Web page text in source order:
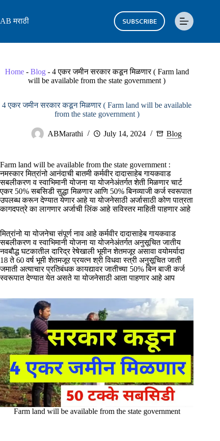
content
AB मराठी SUBSCRIBE
Home- Blog- 4 एकर जमीन सरकार कडून मिळणार ( Farm land
will be available from the state government )
4 एकर जमीन सरकार कडून मिळणार ( Farm land will be available
from the state government )
ABMarathi July 14, 2024 Blog
Farm land will be available from the state government :
नमस्कार मित्रांनो आनंदाची बातमी कर्मवीर दादासाहेब गायकवाड
सबलीकरण व स्वाभिमानी योजना या योजनेअंतर्गत शेती मिळणार चार्ट
एकर 50% सबसिडी सुद्धा मिळणार आणि 50% बिनव्याजी कर्ज स्वरूपात
उपलब्ध करून देण्यात येणार आहे या योजनेसाठी अर्जासाठी कोण पात्रता
कागदपत्रे का लागणार अर्जाची लिंक आहे सविस्तर माहिती पाहणार आहे
मित्रांनो या योजनेचा संपूर्ण नाव आहे कर्मवीर दादासाहेब गायकवाड
सबलीकरण व स्वाभिमानी योजना या योजनेअंतर्गत अनुसूचित जातीय
नवबौद्ध घटकातील दारिद्र रेषेखाली भूमीन शेतमजूर असावा वयोमर्यादा
18 ते 60 वर्ष भूमी शेतमजूर प्रयत्न श्री विधवा स्त्री अनुसूचित जाती
जमाती अत्याचार प्रतिबंधक कायद्यावर जातीच्या 50% बिन बाजी कर्ज
स्वरूपात देण्यात येत असते या योजनेसाठी आता पाहणार आहे आप
Farm land will be available from the state government